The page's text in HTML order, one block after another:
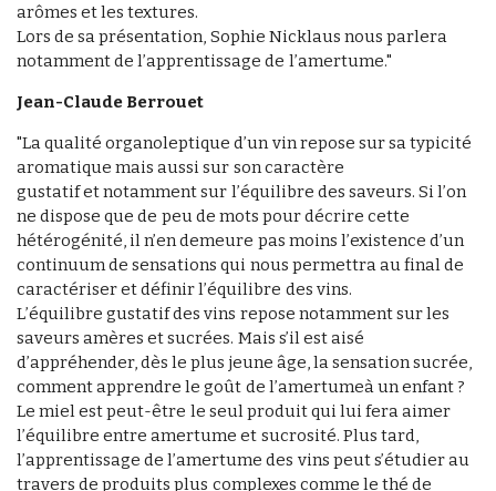
arômes et les textures.
Lors de sa présentation, Sophie Nicklaus nous parlera
notamment de l’apprentissage de l’amertume."
Jean-Claude Berrouet
"La qualité organoleptique d’un vin repose sur sa typicité
aromatique mais aussi sur son caractère
gustatif et notamment sur l’équilibre des saveurs. Si l’on
ne dispose que de peu de mots pour décrire cette
hétérogénité, il n’en demeure pas moins l’existence d’un
continuum de sensations qui nous permettra au final de
caractériser et définir l’équilibre des vins.
L’équilibre gustatif des vins repose notamment sur les
saveurs amères et sucrées. Mais s’il est aisé
d’appréhender, dès le plus jeune âge, la sensation sucrée,
comment apprendre le goût de l’amertumeà un enfant ?
Le miel est peut-être le seul produit qui lui fera aimer
l’équilibre entre amertume et sucrosité. Plus tard,
l’apprentissage de l’amertume des vins peut s’étudier au
travers de produits plus complexes comme le thé de